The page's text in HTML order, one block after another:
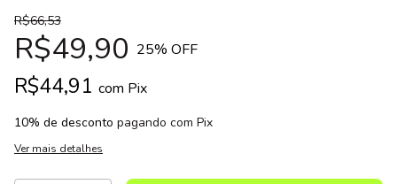
R$66,53
R$49,90 25% OFF
R$44,91 com Pix
10% de desconto pagando com Pix
Ver mais detalhes